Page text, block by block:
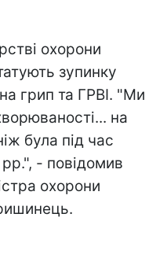
охорони
зупинку
грип та ГРВІ. "Ми
на
була під час
- повідомив
охорони